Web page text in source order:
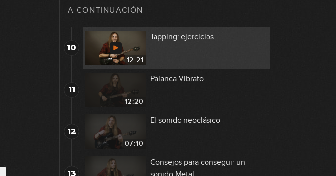
A CONTINUACIÓN
9
10
12:21
Tapping: ejercicios
11
12:20
Palanca Vibrato
12
07:10
El sonido neoclásico
13
Consejos para conseguir un